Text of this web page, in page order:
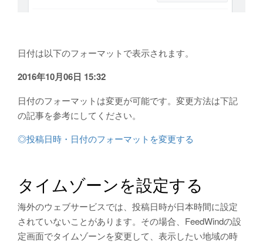
日付は以下のフォーマットで表示されます。
2016年10月06日 15:32
日付のフォーマットは変更が可能です。変更方法は下記
の記事を参考にしてください。
◎投稿日時・日付のフォーマットを変更する
タイムゾーンを設定する
海外のウェブサービスでは、投稿日時が日本時間に設定
されていないことがあります。その場合、FeedWindの設
定画面でタイムゾーンを変更して、表示したい地域の時